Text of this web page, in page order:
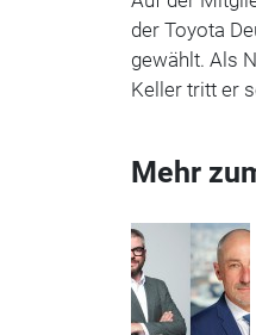
der Toyota
gewählt. Als
Keller tritt er
Mehr